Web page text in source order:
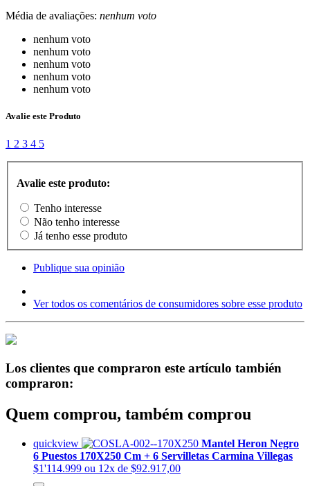
Média de avaliações: nenhum voto
nenhum voto
nenhum voto
nenhum voto
nenhum voto
nenhum voto
Avalie este Produto
1 2 3 4 5
Avalie este produto:
Tenho interesse
Não tenho interesse
Já tenho esse produto
Publique sua opinião
Ver todos os comentários de consumidores sobre esse produto
Los clientes que compraron este artículo también
compraron:
Quem comprou, também comprou
quickview
Mantel Heron Negro
6 Puestos 170X250 Cm + 6 Servilletas Carmina Villegas
$1'114.999 ou 12x de $92.917,00